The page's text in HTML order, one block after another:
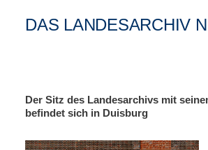
DAS LANDESARCHIV
Der Sitz des Landesarchivs mit
befindet sich in Duisburg